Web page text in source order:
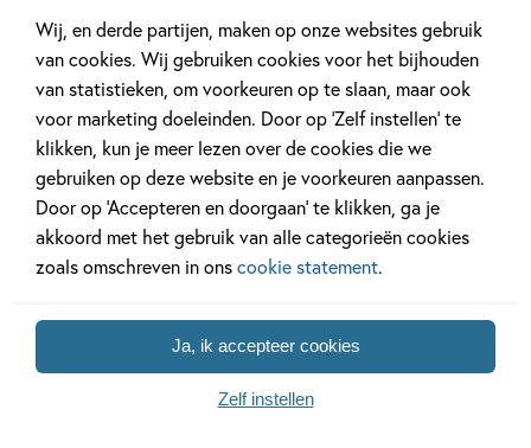
Wij, en derde partijen, maken op onze websites gebruik
van cookies. Wij gebruiken cookies voor het bijhouden
van statistieken, om voorkeuren op te slaan, maar ook
voor marketing doeleinden. Door op ‘Zelf instellen’ te
klikken, kun je meer lezen over de cookies die we
gebruiken op deze website en je voorkeuren aanpassen.
Door op ‘Accepteren en doorgaan’ te klikken, ga je
akkoord met het gebruik van alle categorieën cookies
zoals omschreven in onscookie statement.
Ja, ik accepteer cookies
Zelf instellen
Gerelateerde artikelen
Gouden boek voor Dog
Prijzen & nominaties
Ricky Ricotta’s
Winactie